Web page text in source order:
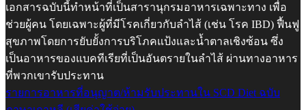
เอกสารฉบับนี้ทำหน้าที่เป็นสารานุกรมอาหารเฉพาะทาง เพื่อ
ช่วยผู้คน โดยเฉพาะผู้ที่มีโรคเกี่ยวกับลำไส้ (เช่น โรค IBD) ฟื้นฟู
สุขภาพโดยการยับยั้งการบริโภคแป้งและน้ำตาลเชิงซ้อน ซึ่ง
เป็นอาหารของแบคทีเรียที่เป็นอันตรายในลำไส้ ผ่านทางอาหาร
ที่พวกเขารับประทาน
รายการอาหารที่อนุญาต/ห้ามรับประทานใน SCD Diet ฉบับ